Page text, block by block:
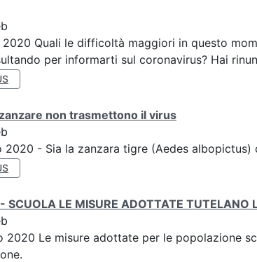
2020 Quali le difficoltà maggiori in questo
per informarti sul coronavirus? Hai
non trasmettono il virus
2020 - Sia la zanzara tigre (Aedes albopictus)
SCUOLA LE MISURE ADOTTATE TUTELANO
2020 Le misure adottate per le popolazione